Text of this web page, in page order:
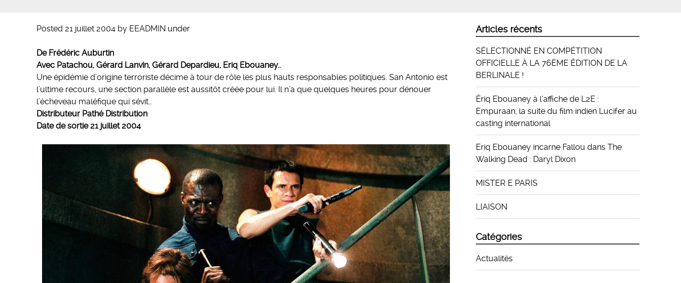
Posted 21 juillet 2004 by EEADMIN under
De Frédéric Auburtin
Avec Patachou, Gérard Lanvin, Gérard Depardieu, Eriq Ebouaney..
Une épidémie d’origine terroriste décime à tour de rôle les plus hauts responsables politiques. San Antonio est
l’ultime recours, une section parallèle est aussitôt créée pour lui. Il n’a que quelques heures pour dénouer
l’écheveau maléfique qui sévit…
Distributeur Pathé Distribution
Date de sortie 21 juillet 2004
Articles récents
SÉLECTIONNÉ EN COMPÉTITION
OFFICIELLE À LA 76ÈME ÉDITION DE LA
BERLINALE !
Ériq Ebouaney à l’affiche de L2E :
Empuraan, la suite du film indien Lucifer au
casting international
Eriq Ebouaney incarne Fallou dans The
Walking Dead : Daryl Dixon
MISTER E PARIS
LIAISON
Catégories
Actualités